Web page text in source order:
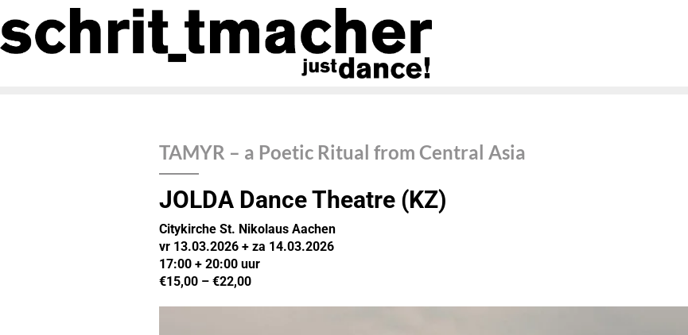
TAMYR – a Poetic Ritual from Central Asia
JOLDA Dance Theatre (KZ)
Citykirche St. Nikolaus Aachen
vr 13.03.2026 + za 14.03.2026
17:00 + 20:00 uur
€15,00 – €22,00